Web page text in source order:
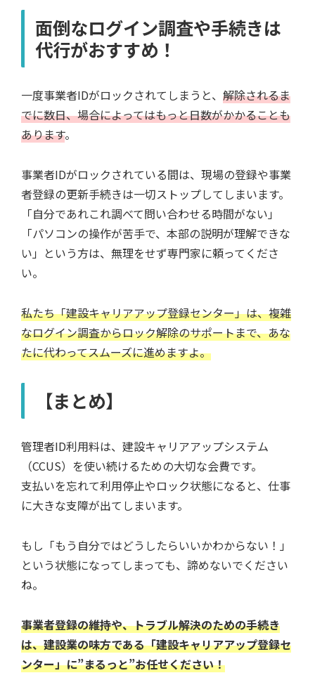
面倒なログイン調査や手続きは
代行がおすすめ！
一度事業者IDがロックされてしまうと、 解除されるま
でに数日、場合によってはもっと日数がかかることも
あります。
事業者IDがロックされている間は、現場の登録や事業
者登録の更新手続きは一切ストップしてしまいます。
「自分であれこれ調べて問い合わせる時間がない」
「パソコンの操作が苦手で、本部の説明が理解できな
い」という方は、無理をせず専門家に頼ってくださ
い。
私たち「建設キャリアアップ登録センター」は、複雑
なログイン調査からロック解除のサポートまで、あな
たに代わってスムーズに進めますよ。
【まとめ】
管理者ID利用料は、建設キャリアアップシステム
（CCUS）を使い続けるための大切な会費です。
支払いを忘れて利用停止やロック状態になると、仕事
に大きな支障が出てしまいます。
もし「もう自分ではどうしたらいいかわからない！」
という状態になってしまっても、諦めないでください
ね。
事業者登録の維持や、トラブル解決のための手続き
は、建設業の味方である「建設キャリアアップ登録セ
ンター」に”まるっと”お任せください！